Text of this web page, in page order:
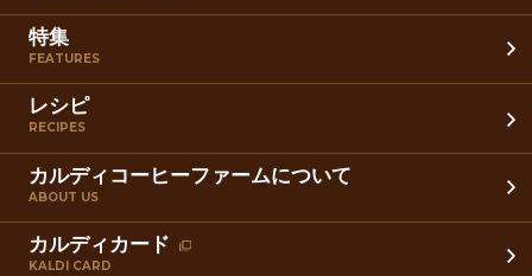
特集
FEATURES
レシピ
RECIPES
カルディコーヒーファームについて
ABOUT US
カルディカード
KALDI CARD